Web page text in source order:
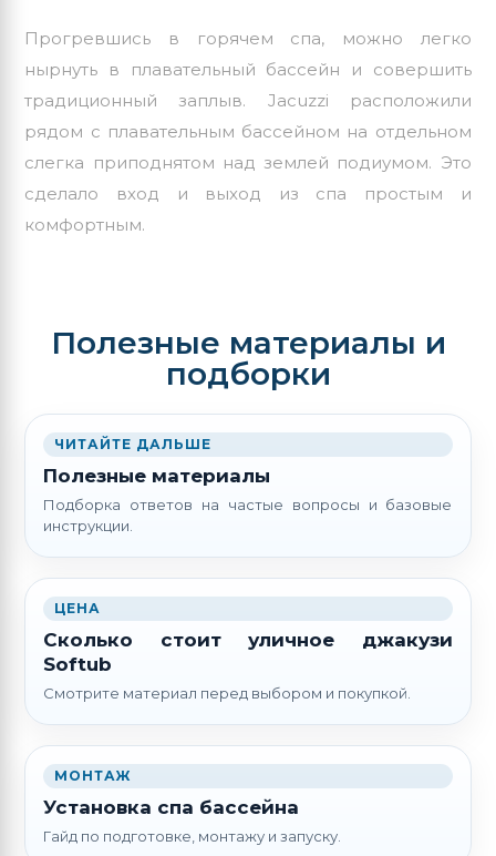
Прогревшись в горячем спа, можно легко
нырнуть в плавательный бассейн и совершить
традиционный заплыв. Jacuzzi расположили
рядом с плавательным бассейном на отдельном
слегка приподнятом над землей подиумом. Это
сделало вход и выход из спа простым и
комфортным.
Полезные материалы и
подборки
ЧИТАЙТЕ ДАЛЬШЕ
Полезные материалы
Подборка ответов на частые вопросы и базовые
инструкции.
ЦЕНА
Сколько стоит уличное джакузи
Softub
Смотрите материал перед выбором и покупкой.
МОНТАЖ
Установка спа бассейна
Гайд по подготовке, монтажу и запуску.